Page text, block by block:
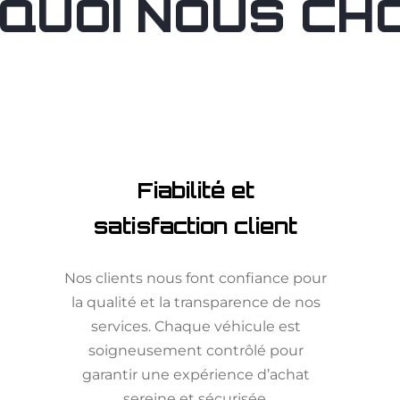
NOUS
Fiabilité et
satisfaction client
Nos clients nous font confiance pour
la qualité et la transparence de nos
services. Chaque véhicule est
soigneusement contrôlé pour
garantir une expérience d’achat